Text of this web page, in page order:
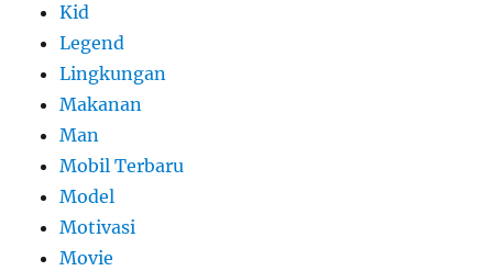
Kid
Legend
Lingkungan
Makanan
Man
Mobil Terbaru
Model
Motivasi
Movie